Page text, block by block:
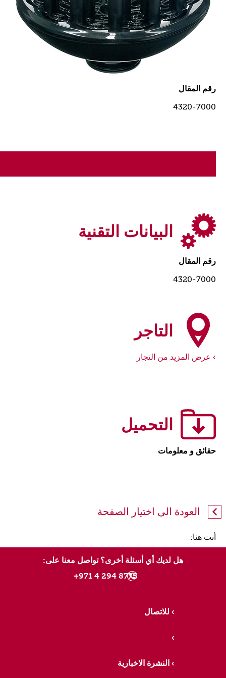
رقم المقال
4320-7000
البيانات التقنية
رقم المقال
4320-7000
التاجر
عرض المزيد من التجار
التحميل
حقائق و معلومات
العودة الى اختيار الصفحة
أنت هنا:
هل لديك أي أسئلة أخرى؟ تواصل معنا على:
8775 294 4 971+
للاتصال
النشرة الاخبارية